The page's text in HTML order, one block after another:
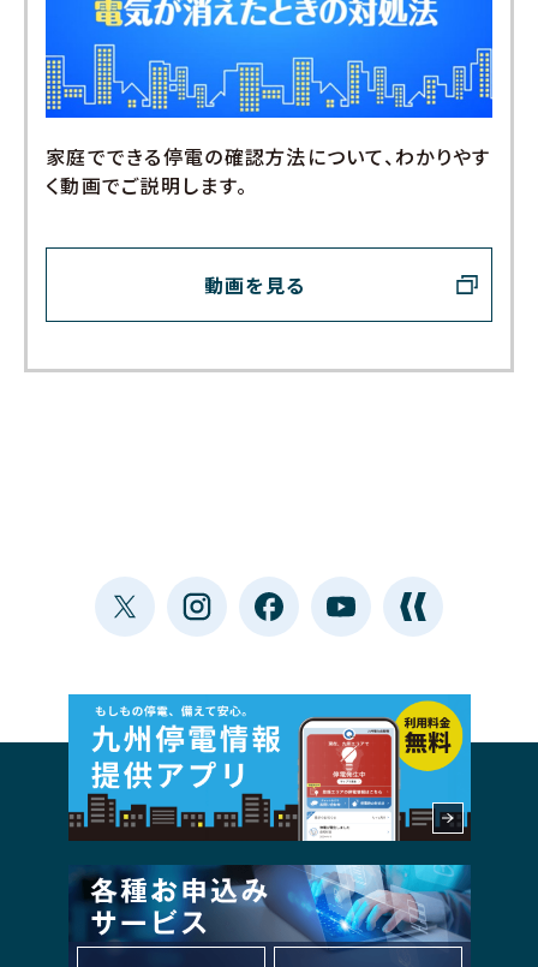
家庭でできる停電の確認方法について、わかりやす
く動画でご説明します。
動画を見る